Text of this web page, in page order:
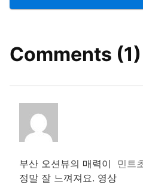
Comments (1)
민트
부산 오션뷰의 매력이
정말 잘 느껴져요. 영상